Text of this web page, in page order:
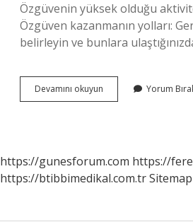
Özgüvenin yüksek olduğu
Özgüven kazanmanın yolları:
belirleyin ve bunlara
Devamını okuyun Özgüveni
Artırmak
Yorum
https://gunesforum.com https://
https://btibbimedikal.com.trSitemap